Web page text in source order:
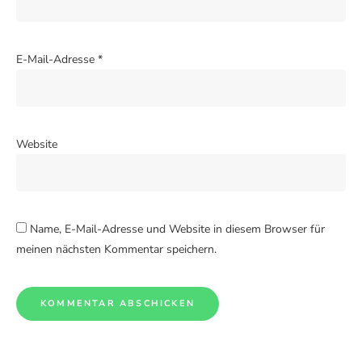
E-Mail-Adresse *
Website
Name, E-Mail-Adresse und Website in diesem Browser für
meinen nächsten Kommentar speichern.